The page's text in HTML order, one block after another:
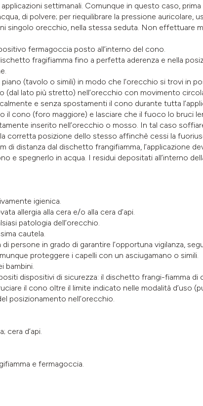
applicazioni settimanali. Comunque in questo caso,
di polvere; per riequilibrare la pressione auricolare,
singolo orecchio, nella stessa seduta. Non effettuare
fermagoccia posto all’interno del cono.
fragifiamma fino a perfetta aderenza e nella
(tavolo o simili) in modo che l’orecchio si trovi in
(dal lato più stretto) nell’orecchio con movimento
e senza spostamenti il cono durante tutta
il cono (foro maggiore) e lasciare che il fuoco lo bruci
inserito nell’orecchio o mosso. In tal caso
corretta posizione dello stesso affinchè cessi la
di distanza dal dischetto frangifiamma, l’applicazione
e spegnerlo in acqua. I residui depositati all’interno
igienica.
allergia alla cera e/o alla cera d’api.
patologia dell’orecchio.
cautela.
persone in grado di garantire l’opportuna vigilanza,
proteggere i capelli con un asciugamano o simili.
bambini.
dispositivi di sicurezza: il dischetto frangi-fiamma
il cono oltre il limite indicato nelle modalità d’uso
posizionamento nell’orecchio.
cera d’api.
e fermagoccia.